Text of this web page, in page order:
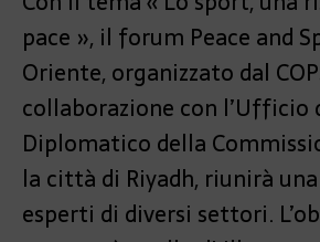
pace », il forum Peace and
Oriente, organizzato dal
collaborazione con l’Ufficio
Diplomatico della
la città di Riyadh, riunirà
esperti di diversi settori.